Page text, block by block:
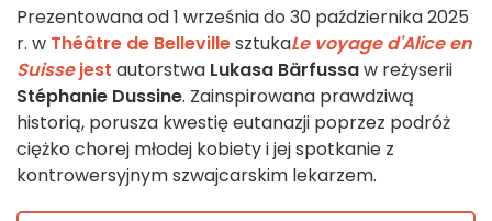
Prezentowana od 1 września do 30 października 2025
r. w Théâtre de BellevillesztukaLe voyage d'Alice en
Suissejest autorstwa Lukasa Bärfussaw reżyserii
Stéphanie Dussine. Zainspirowana prawdziwą
historią, porusza kwestię eutanazji poprzez podróż
ciężko chorej młodej kobiety i jej spotkanie z
kontrowersyjnym szwajcarskim lekarzem.